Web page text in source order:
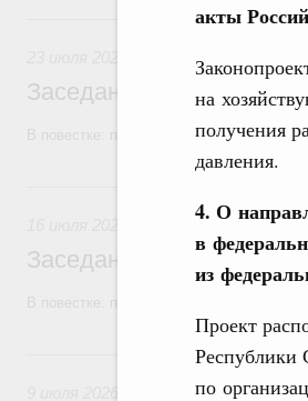
акты
на
получения
давления.
4. О
в
из
Проект
Республики
по
Заседание
В повестке: проекты федеральных
Заседание